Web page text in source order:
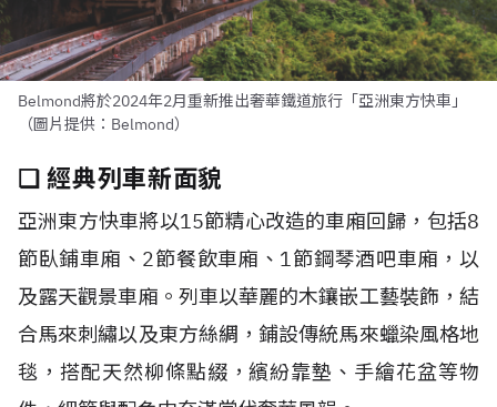
Belmond將於2024年2月重新推出奢華鐵道旅行「亞洲東方快車」
（圖片提供：Belmond）
❏ 經典列車新面貌
亞洲東方快車將以15節精心改造的車廂回歸，包括8
節臥鋪車廂、2節餐飲車廂、1節鋼琴酒吧車廂，以
及露天觀景車廂。列車以華麗的木鑲嵌工藝裝飾，結
合馬來刺繡以及東方絲綢，鋪設傳統馬來蠟染風格地
毯，搭配天然柳條點綴，繽紛靠墊、手繪花盆等物